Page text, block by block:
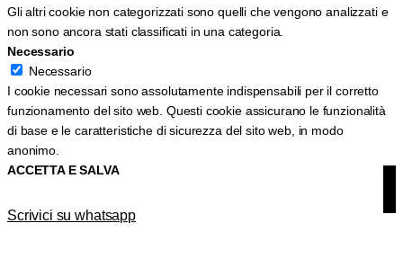
Gli altri cookie non categorizzati sono quelli che vengono analizzati e
non sono ancora stati classificati in una categoria.
Necessario
Necessario
I cookie necessari sono assolutamente indispensabili per il corretto
funzionamento del sito web. Questi cookie assicurano le funzionalità
di base e le caratteristiche di sicurezza del sito web, in modo
anonimo.
ACCETTA E SALVA
Scrivici su whatsapp